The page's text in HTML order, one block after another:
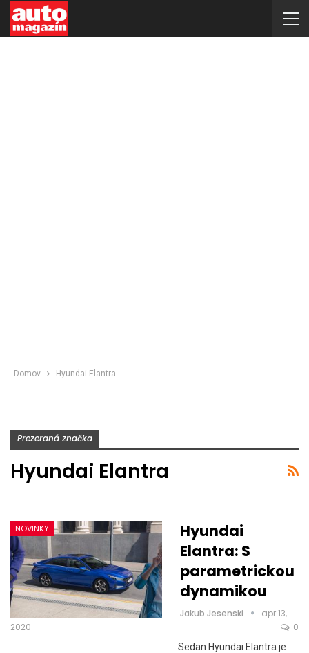
Domov Hyundai Elantra
Prezeraná značka
Hyundai Elantra
NOVINKY
Hyundai
Elantra: S
parametrickou
dynamikou
Jakub Jesenski
apr 13,
2020
0
Sedan Hyundai Elantra je